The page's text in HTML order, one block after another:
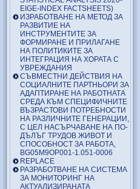
EIGE-INDEX FACTSHEETS)
ИЗРАБОТВАНЕ НА МЕТОД ЗА
РАЗВИТИЕ НА
ИНСТРУМЕНТИТЕ ЗА
ФОРМИРАНЕ И ПРИЛАГАНЕ
НА ПОЛИТИКИТЕ ЗА
ИНТЕГРАЦИЯ НА ХОРАТА С
УВРЕЖДАНИЯ
СЪВМЕСТНИ ДЕЙСТВИЯ НА
СОЦИАЛНИТЕ ПАРТНЬОРИ ЗА
АДАПТИРАНЕ НА РАБОТНАТА
СРЕДА КЪМ СПЕЦИФИЧНИТЕ
ВЪЗРАСТОВИ ПОТРЕБНОСТИ
НА РАЗЛИЧНИТЕ ГЕНЕРАЦИИ,
С ЦЕЛ НАСЪРЧАВАНЕ НА ПО-
ДЪЛЪГ ТРУДОВ ЖИВОТ И
СПОСОБНОСТ ЗА РАБОТА,
BG05M9OP001-1.051-0006
REPLACE
РАЗРАБОТВАНЕ НА СИСТЕМА
ЗА МОНИТОРИНГ НА
АКТУАЛИЗИРАНАТА